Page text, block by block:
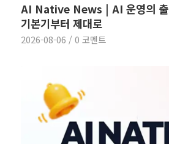
AI Native News | AI 운영의 출
기본기부터 제대로
2026-08-06 / 0 코멘트